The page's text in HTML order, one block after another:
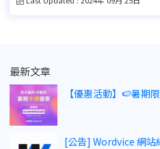
最新文章
【優惠活動】🍉暑期
[公告] Wordvice 網站